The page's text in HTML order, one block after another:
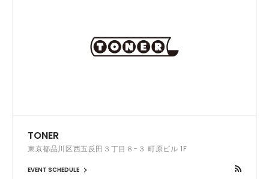
TONER
東京都品川区西五反田３丁目８−３ 町原ビル 1F
EVENT SCHEDULE